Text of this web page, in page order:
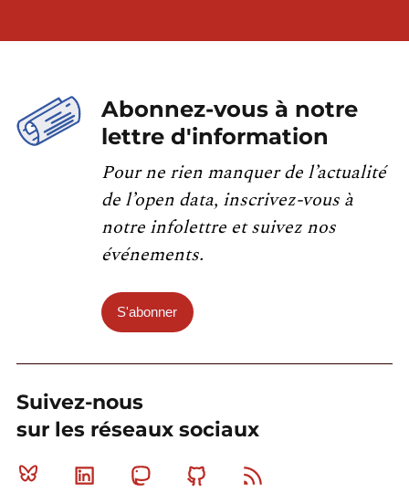
Abonnez-vous à notre
lettre d'information
Pour ne rien manquer de l’actualité
de l’open data, inscrivez-vous à
notre infolettre et suivez nos
événements.
S'abonner
Suivez-nous
sur les réseaux sociaux
Bluesky Linkedin MastodonGithub